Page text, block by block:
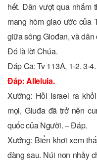
hết. Dân vượt qua nhắm
mang hòm giao ước của
giữa sông Giođan, và
Ðó là lời Chúa.
Ðáp Ca: Tv 113A, 1-2. 3-
Ðáp: Alleluia.
Xướng: Hồi Israel ra
mọi, Giuđa đã trở nên
quốc của Người. – Ðáp.
Xướng: Biển khơi xem
đàng sau. Núi non nhảy